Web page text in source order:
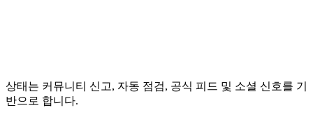
상태는 커뮤니티 신고, 자동 점검, 공식 피드 및 소셜 신호를 기
반으로 합니다.